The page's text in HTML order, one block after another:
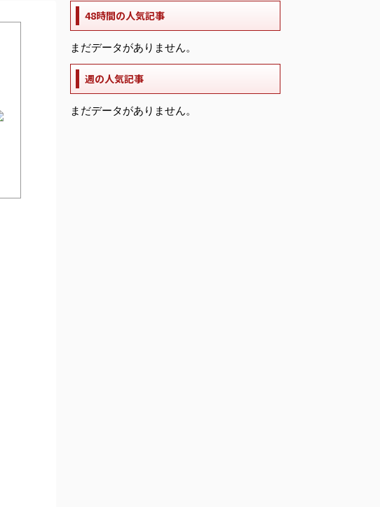
48時間の人気記事
まだデータがありません。
週の人気記事
まだデータがありません。